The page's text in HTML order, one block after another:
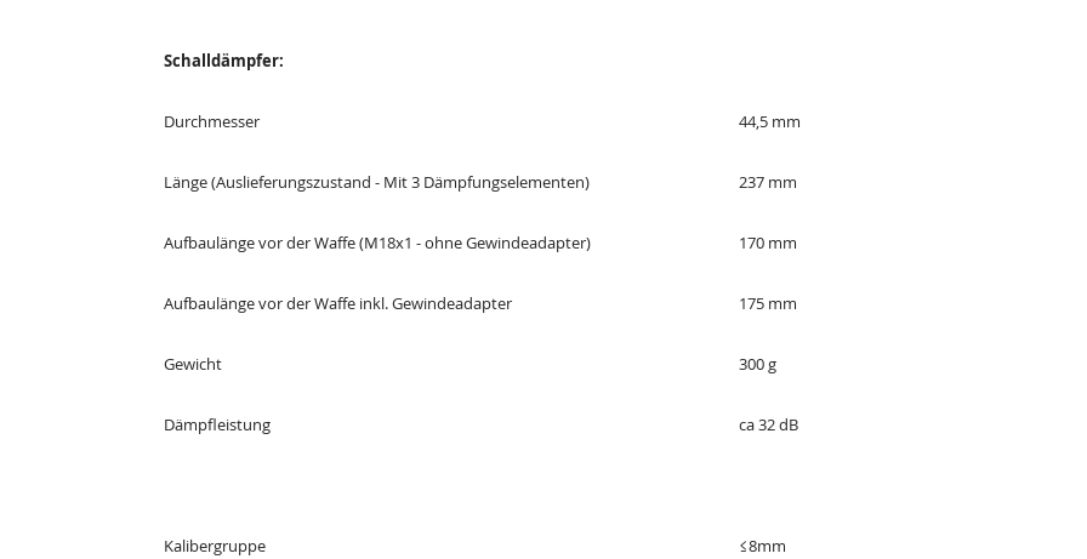
Schalldämpfer:
Durchmesser 44,5 mm
Länge (Auslieferungszustand - Mit 3 Dämpfungselementen) 237 mm
Aufbaulänge vor der Waffe (M18x1 - ohne Gewindeadapter) 170 mm
Aufbaulänge vor der Waffe inkl. Gewindeadapter 175 mm
Gewicht 300 g
Dämpfleistung ca 32 dB
Kalibergruppe ≤8mm